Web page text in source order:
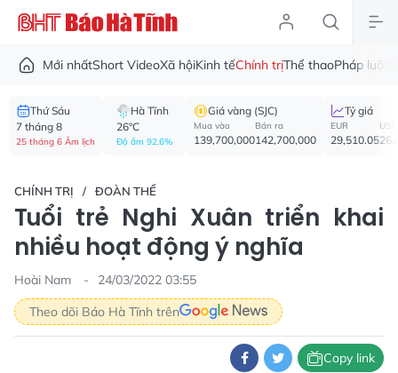
Mới nhấtShort VideoXã hộiKinh tếChính trịThể thaoPháp luật
Thứ Sáu
7 tháng 8
25 tháng 6 Âm lịch
Hà Tĩnh
26°C
Độ ẩm 92.6%
Giá vàng (SJC)
Mua vào
139,700,000
Bán ra
142,700,000
Tỷ giá
EUR
29,510.05
USD
CHÍNH TRỊ ĐOÀN THỂ
Tuổi trẻ Nghi Xuân triển khai
nhiều hoạt động ý nghĩa
Hoài Nam
24/03/2022 03:55
Theo dõi Báo Hà Tĩnh trên
Copy link